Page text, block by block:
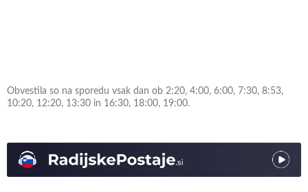
Obvestila so na sporedu vsak dan ob 2:20, 4:00, 6:00, 7:30, 8:53,
10:20, 12:20, 13:30 in 16:30, 18:00, 19:00.